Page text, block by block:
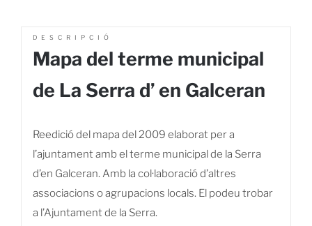
DESCRIPCIÓ
Mapa del terme municipal
de La Serra d’ en Galceran
Reedició del mapa del 2009 elaborat per a
l’ajuntament amb el terme municipal de la Serra
d’en Galceran. Amb la col·laboració d’altres
associacions o agrupacions locals. El podeu trobar
a l’Ajuntament de la Serra.